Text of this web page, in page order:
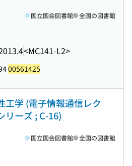
<MC141-L2>
国立国会図書館 全国の図書館
00561425
工学 (電子情報通信レク
リーズ ; C-16)
国立国会図書館 全国の図書館